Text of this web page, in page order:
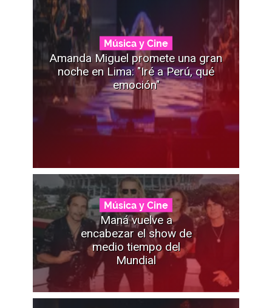
Música y Cine
Amanda Miguel promete una gran
noche en Lima: "Iré a Perú, qué
emoción"
Música y Cine
Maná vuelve a
encabezar el show de
medio tiempo del
Mundial